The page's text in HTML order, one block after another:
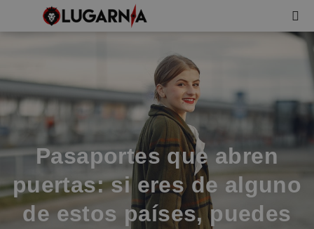
Pasaportes que abren
puertas: si eres de alguno
de estos países, puedes